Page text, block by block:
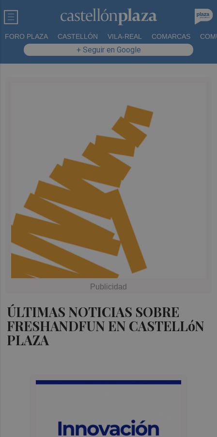
FORO PLAZA CASTELLÓN VILA-REAL COMARCAS
+ Seguir en Google
ÚLTIMAS NOTICIAS SOBRE
FRESHANDFUN EN CASTELLóN
PLAZA